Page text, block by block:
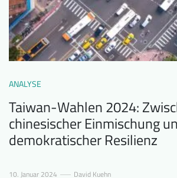
ANALYSE
Taiwan-Wahlen 2024:
chinesischer Einmischung
demokratischer Resilienz
10. Januar 2024 David Kuehn